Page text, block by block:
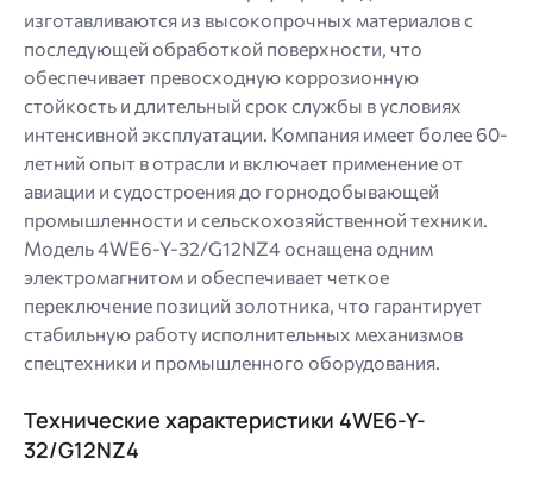
изготавливаются из высокопрочных материалов с
последующей обработкой поверхности, что
обеспечивает превосходную коррозионную
стойкость и длительный срок службы в условиях
интенсивной эксплуатации. Компания имеет более 60-
летний опыт в отрасли и включает применение от
авиации и судостроения до горнодобывающей
промышленности и сельскохозяйственной техники.
Модель 4WE6-Y-32/G12NZ4 оснащена одним
электромагнитом и обеспечивает четкое
переключение позиций золотника, что гарантирует
стабильную работу исполнительных механизмов
спецтехники и промышленного оборудования.
Технические характеристики 4WE6-Y-
32/G12NZ4